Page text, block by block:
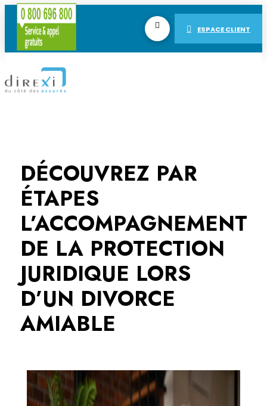
ESPACE CLIENT
DÉCOUVREZ PAR
ÉTAPES
L’ACCOMPAGNEMENT
DE LA PROTECTION
JURIDIQUE LORS
D’UN DIVORCE
AMIABLE